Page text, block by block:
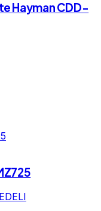
Hayman CDD-